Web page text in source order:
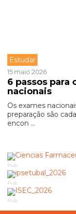
Estudar
15 maio 2026
6 passos para
nacionais
Os exames
preparação são
encon ...
Pub
Pub
Pub